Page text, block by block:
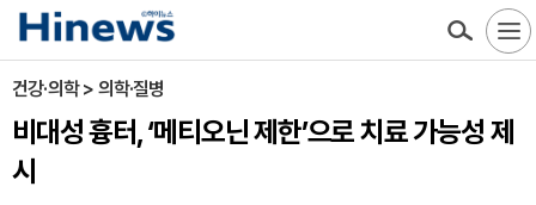
건강·의학 > 의학·질병
비대성 흉터, ‘메티오닌 제한’으로 치료 가능성 제
시